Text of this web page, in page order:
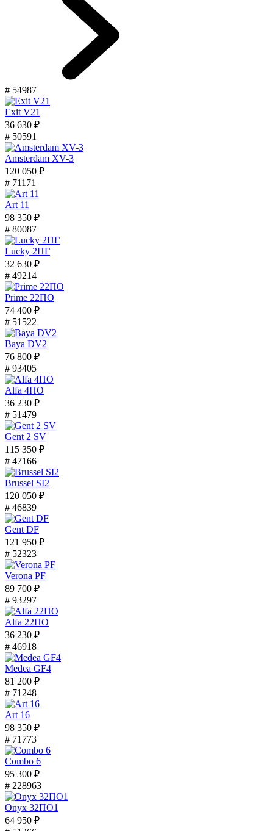
# 54987
Exit V21
36 630 ₽
# 50591
Amsterdam XV-3
120 050 ₽
# 71171
Art 11
98 350 ₽
# 80087
Lucky 2ПГ
32 630 ₽
# 49214
Prime 22ПО
74 400 ₽
# 51522
Baya DV2
76 800 ₽
# 93405
Alfa 4ПО
36 230 ₽
# 51479
Gent 2 SV
115 350 ₽
# 47166
Brussel SI2
120 050 ₽
# 46839
Gent DF
121 950 ₽
# 52323
Verona PF
89 700 ₽
# 93297
Alfa 22ПО
36 230 ₽
# 46918
Medea GF4
81 200 ₽
# 71248
Art 16
98 350 ₽
# 71773
Combo 6
95 300 ₽
# 228963
Onyx 32ПО1
64 950 ₽